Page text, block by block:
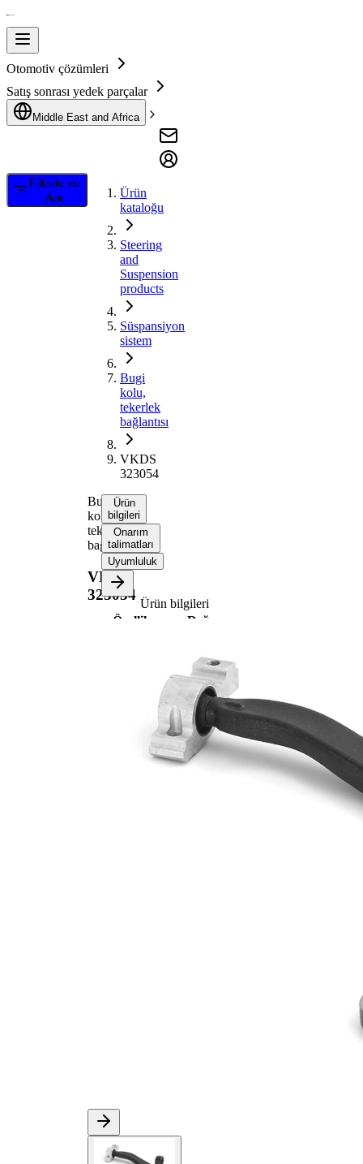
Otomotiv çözümleri
Satış sonrası yedek parçalar
Middle East and Africa
Filtrele ve
Ara
Ürün
kataloğu
Steering
and
Suspension
products
Süspansiyon
sistem
Bugi
kolu,
tekerlek
bağlantısı
VKDS
323054
Bugi
kolu,
tekerlek
bağlantısı
VKDS
323054
Ürün
bilgileri
Onarım
talimatları
Uyumluluk
Ürün bilgileri
Özellik
Değer
Taşıyıcı/Kılavuz
mafsalı yok
Üçgen bugi
kolu
VKDS 323052